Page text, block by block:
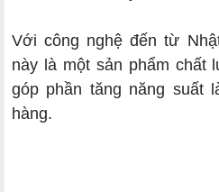
Với công nghệ đến từ
này là một sản phẩm chất
góp phần tăng năng suất
hàng.